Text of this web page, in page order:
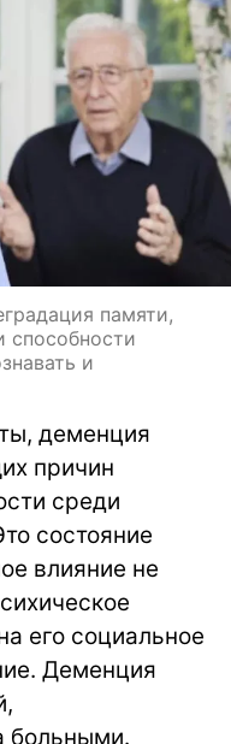
памяти,
способности
и
деменция
причин
среди
состояние
влияние не
его социальное
Деменция
больными.